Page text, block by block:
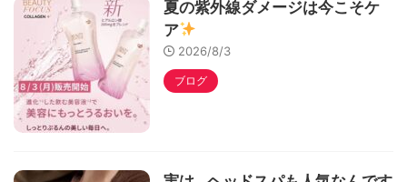
夏の紫外線ダメージは今こそケ
ア
2026/8/3
ブログ